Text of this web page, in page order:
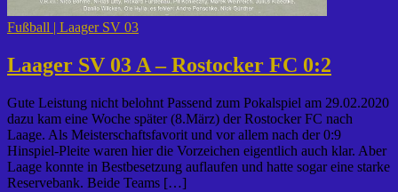
Fußball | Laager SV 03
Laager SV 03 A – Rostocker FC 0:2
Gute Leistung nicht belohnt Passend zum Pokalspiel am 29.02.2020
dazu kam eine Woche später (8.März) der Rostocker FC nach
Laage. Als Meisterschaftsfavorit und vor allem nach der 0:9
Hinspiel-Pleite waren hier die Vorzeichen eigentlich auch klar. Aber
Laage konnte in Bestbesetzung auflaufen und hatte sogar eine starke
Reservebank. Beide Teams […]